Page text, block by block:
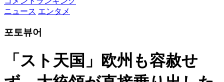
ニュース エンタメ
포토뷰어
「スト天国」欧州も容赦せ